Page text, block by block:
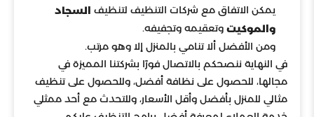
يمكن الاتفاق مع شركات التنظيف لتنظيف السجاد
والموكيت وتعقيمه وتجفيفه.
ومن الأفضل ألا تنامي بالمنزل إلا وهو مرتب.
في النهاية ننصحكم بالاتصال فورًا بشركتنا المميزة في
مجالها، للحصول على نظافة أفضل، وللحصول على تنظيف
مثالي للمنزل بأفضل وأقل الأسعار، وللتحدث مع أحد ممثلي